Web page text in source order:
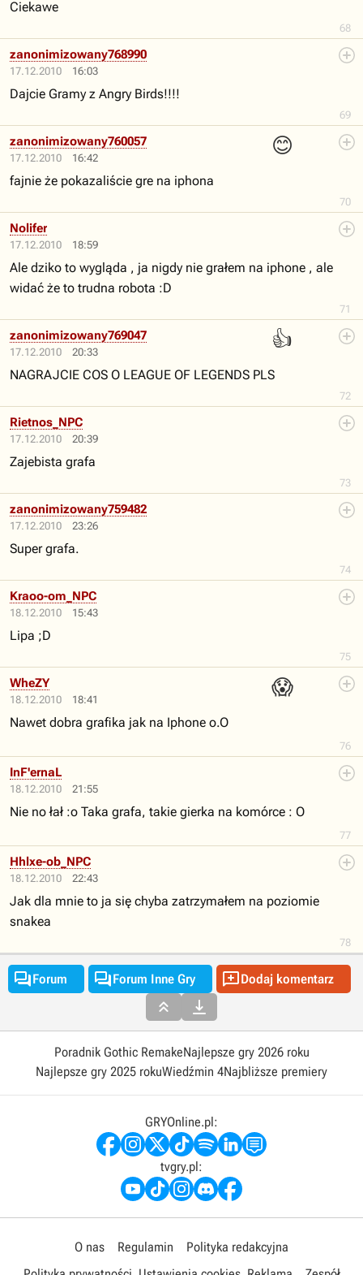
68
Ciekawe
17.12.2010 16:03
69
zanonimizowany768990
Dajcie Gramy z Angry Birds!!!!
17.12.2010 16:42
😊
70
zanonimizowany760057
fajnie że pokazaliście gre na iphona
17.12.2010 18:59
71
Nolifer
Ale dziko to wygląda , ja nigdy nie grałem na iphone , ale
widać że to trudna robota :D
17.12.2010 20:33
👍
72
zanonimizowany769047
NAGRAJCIE COS O LEAGUE OF LEGENDS PLS
17.12.2010 20:39
73
Rietnos_NPC
Zajebista grafa
17.12.2010 23:26
74
zanonimizowany759482
Super grafa.
18.12.2010 15:43
75
Kraoo-om_NPC
Lipa ;D
18.12.2010 18:41
😱
76
WheZY
Nawet dobra grafika jak na Iphone o.O
18.12.2010 21:55
77
InF'ernaL
Nie no łał :o Taka grafa, takie gierka na komórce : O
18.12.2010 22:43
78
Hhlxe-ob_NPC
Jak dla mnie to ja się chyba zatrzymałem na poziomie
snakea
Forum Forum Inne Gry Dodaj komentarz
 
Poradnik Gothic RemakeNajlepsze gry 2026 roku
Najlepsze gry 2025 rokuWiedźmin 4Najbliższe premiery
GRYOnline.pl:
tvgry.pl:
O nas Regulamin
Polityka redakcyjna